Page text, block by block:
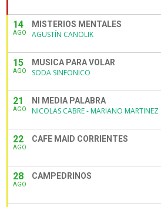
14
AGO
MISTERIOS MENTALES
AGUSTÍN CANOLIK
15
AGO
MUSICA PARA VOLAR
SODA SINFONICO
21
AGO
NI MEDIA PALABRA
NICOLAS CABRE - MARIANO MARTINEZ
22
AGO
CAFE MAID CORRIENTES
28
AGO
CAMPEDRINOS